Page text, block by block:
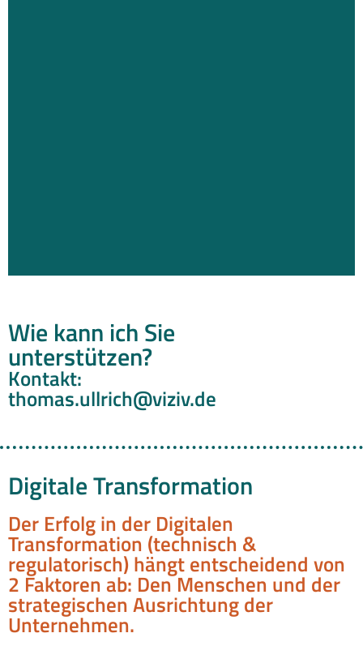
Wie kann ich Sie
unterstützen?
Kontakt:
thomas.ullrich@viziv.de
Digitale Transformation
Der Erfolg in der Digitalen
Transformation (technisch &
regulatorisch) hängt entscheidend von
2 Faktoren ab: Den Menschen und der
strategischen Ausrichtung der
Unternehmen.